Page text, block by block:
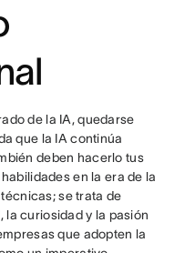
de la IA, quedarse
que la IA continúa
deben hacerlo tus
en la era de la
se trata de
la curiosidad y la pasión
que adopten la